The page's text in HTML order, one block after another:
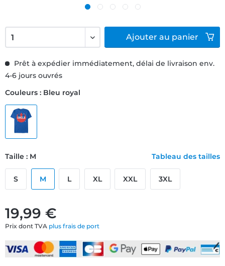
19,99 €
Prix dont TVA plus frais de port
Prêt à expédier immédiatement, délai de livraison env.
4-6 jours ouvrés
Couleurs : Bleu royal
Taille : M Tableau des tailles
S M L XL XXL 3XL
Ajouter au panier